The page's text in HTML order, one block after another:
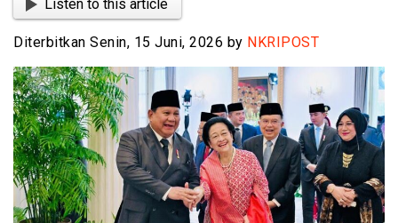
Listen to this article
Diterbitkan Senin, 15 Juni, 2026 by NKRIPOST